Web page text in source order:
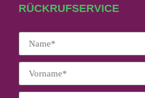
RÜCKRUFSERVICE